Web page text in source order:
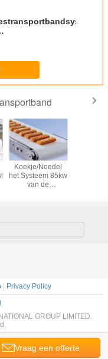
Koekje/Noedel
het Systeem 85kw
van de
Vraag een offerte
| Privacy Policy
GROUP LIMITED.